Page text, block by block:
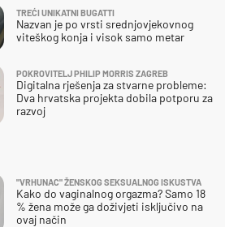
"VRHUNAC" ŽENSKOG SEKSUALNOG ISKUSTVA
Kako do vaginalnog orgazma? Samo 18
% žena može ga doživjeti isključivo na
ovaj način
TREĆI UNIKATNI BUGATTI
Nazvan je po vrsti srednjovjekovnog
viteškog konja i visok samo metar
POKROVITELJ PHILIP MORRIS ZAGREB
Digitalna rješenja za stvarne probleme:
Dva hrvatska projekta dobila potporu za
razvoj